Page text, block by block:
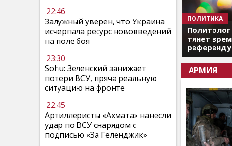
22:46
Залужный уверен, что Украина
исчерпала ресурс нововведений
на поле боя
23:30
Sohu: Зеленский занижает
потери ВСУ, пряча реальную
ситуацию на фронте
22:45
Артиллеристы «Ахмата» нанесли
удар по ВСУ снарядом с
подписью «За Геленджик»
ПОЛИТИКА
тянет
АРМИЯ